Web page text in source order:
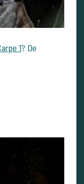
1? De